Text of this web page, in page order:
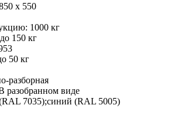
x 550
1000 кг
до 150 кг
50 кг
разборная
разобранном виде
7035);синий (RAL 5005)